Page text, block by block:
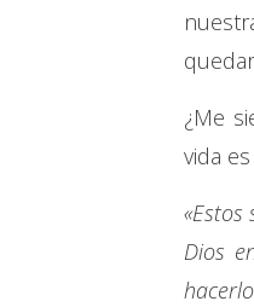
¿Me
vida
Dios